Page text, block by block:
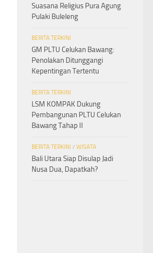
Suasana Religius Pura Agung
Pulaki Buleleng
BERITA TERKINI
GM PLTU Celukan Bawang:
Penolakan Ditunggangi
Kepentingan Tertentu
BERITA TERKINI
LSM KOMPAK Dukung
Pembangunan PLTU Celukan
Bawang Tahap II
BERITA TERKINI / WISATA
Bali Utara Siap Disulap Jadi
Nusa Dua, Dapatkah?